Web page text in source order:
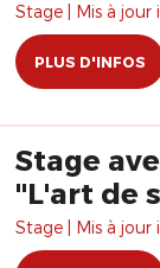
Stage | Mis à jour
PLUS D'INFOS
Stage
"L'art de
Stage | Mis à jour